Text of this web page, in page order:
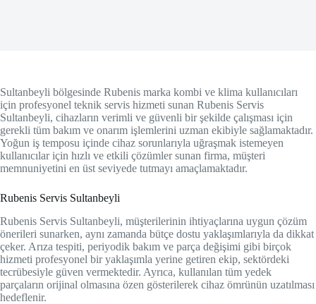
Sultanbeyli bölgesinde Rubenis marka kombi ve klima kullanıcıları
için profesyonel teknik servis hizmeti sunan Rubenis Servis
Sultanbeyli, cihazların verimli ve güvenli bir şekilde çalışması için
gerekli tüm bakım ve onarım işlemlerini uzman ekibiyle sağlamaktadır.
Yoğun iş temposu içinde cihaz sorunlarıyla uğraşmak istemeyen
kullanıcılar için hızlı ve etkili çözümler sunan firma, müşteri
memnuniyetini en üst seviyede tutmayı amaçlamaktadır.
Rubenis Servis Sultanbeyli
Rubenis Servis Sultanbeyli, müşterilerinin ihtiyaçlarına uygun çözüm
önerileri sunarken, aynı zamanda bütçe dostu yaklaşımlarıyla da dikkat
çeker. Arıza tespiti, periyodik bakım ve parça değişimi gibi birçok
hizmeti profesyonel bir yaklaşımla yerine getiren ekip, sektördeki
tecrübesiyle güven vermektedir. Ayrıca, kullanılan tüm yedek
parçaların orijinal olmasına özen gösterilerek cihaz ömrünün uzatılması
hedeflenir.